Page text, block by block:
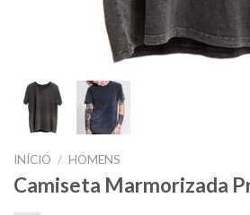
INÍCIO / HOMENS
Camiseta Marmorizada